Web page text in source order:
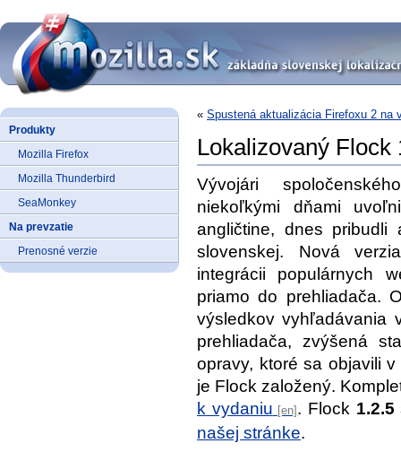
Produkty
Mozilla Firefox
Mozilla Thunderbird
SeaMonkey
Na prevzatie
Prenosné verzie
« Spustená aktualizácia Firefoxu 2 na
Lokalizovaný Flock
Vývojári
niekoľkými dňami
angličtine, dnes pribudli
slovenskej. Nová
integrácii populárnych
priamo do prehliadača.
výsledkov vyhľadávania
prehliadača, zvýšená
opravy, ktoré sa objavili
je Flock založený.
k vydaniu
. Flock 1.2.5
našej stránke.